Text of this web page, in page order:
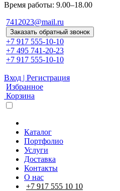
Время работы: 9.00–18.00
7412023@mail.ru
Заказать обратный звонок
+7 917 555-10-10
+7 495 741-20-23
+7 917 555-10-10
Вход | Регистрация
Избранное
Корзина
Каталог
Портфолио
Услуги
Доставка
Контакты
О нас
+7 917 555 10 10